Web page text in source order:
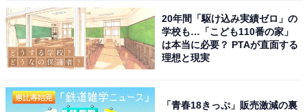
由ない暮らし」3人家族のリアルな収支内訳を聞いた
・
「食品値上げで買い物の度にため息が出る」世帯年収
500万円・夫婦2人暮らし、1カ月のリアルな収支内訳
・
2人で年収1800万円の同棲カップル「彼の生活に順応す
20年間「駆け込み実績ゼロ」の
学校も…「こども110番の家」
は本当に必要？ PTAが直面する
理想と現実
「青春18きっぷ」販売激減の裏